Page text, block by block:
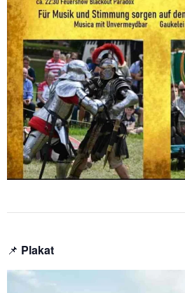
📌 Plakat